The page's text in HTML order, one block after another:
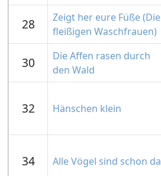
28
Zeigt her eure Füße (Die
fleißigen Waschfrauen)
30
Die Affen rasen durch
den Wald
32 Hänschen klein
34 Alle Vögel sind schon da